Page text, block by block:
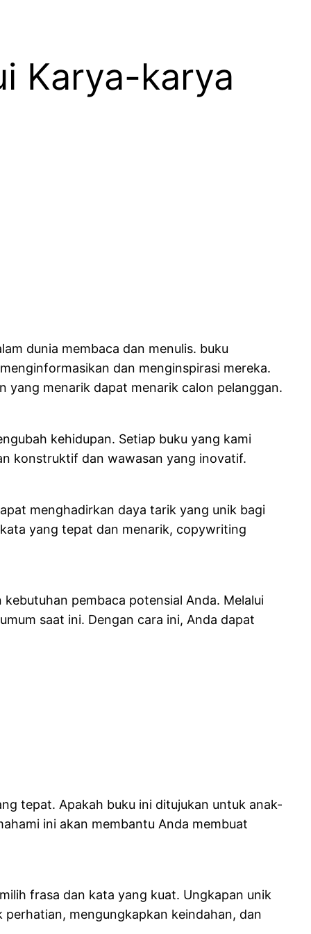
Karya-karya
dunia membaca dan menulis. buku
dan menginspirasi mereka.
yang menarik dapat menarik calon pelanggan.
kehidupan. Setiap buku yang kami
konstruktif dan wawasan yang inovatif.
menghadirkan daya tarik yang unik bagi
yang tepat dan menarik, copywriting
pembaca potensial Anda. Melalui
saat ini. Dengan cara ini, Anda dapat
tepat. Apakah buku ini ditujukan untuk anak-
ini akan membantu Anda membuat
frasa dan kata yang kuat. Ungkapan unik
mengungkapkan keindahan, dan